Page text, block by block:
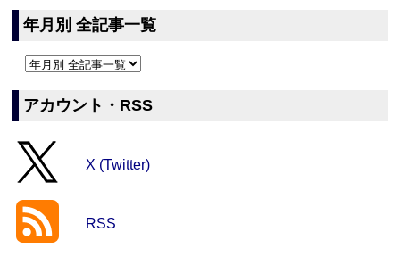
年月別 全記事一覧
アカウント・RSS
X (Twitter)
RSS